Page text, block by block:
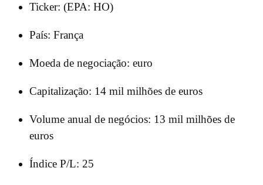
Ticker: (EPA: HO)
País: França
Moeda de negociação: euro
Capitalização: 14 mil milhões de euros
Volume anual de negócios: 13 mil milhões de
euros
Índice P/L: 25